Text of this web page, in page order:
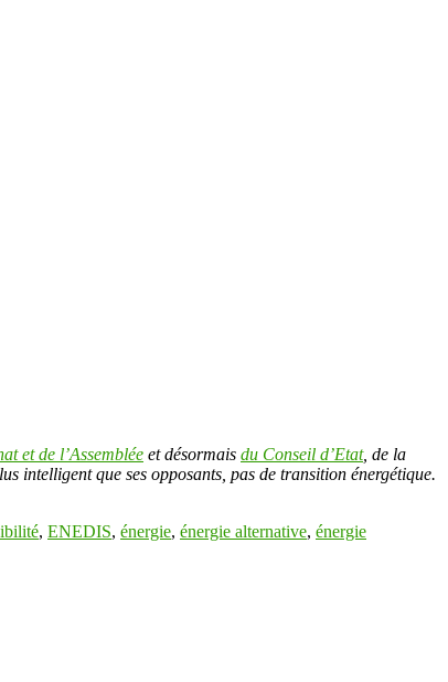
et de l’Assemblée et désormais du Conseil d’Etat, de la
intelligent que ses opposants, pas de transition énergétique.
, ENEDIS, énergie, énergie alternative, énergie